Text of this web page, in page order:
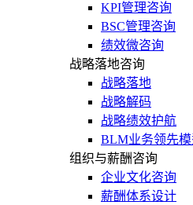
KPI管理咨询
BSC管理咨询
绩效微咨询
战略落地咨询
战略落地
战略解码
战略绩效护航
BLM业务领先模
组织与薪酬咨询
企业文化咨询
薪酬体系设计